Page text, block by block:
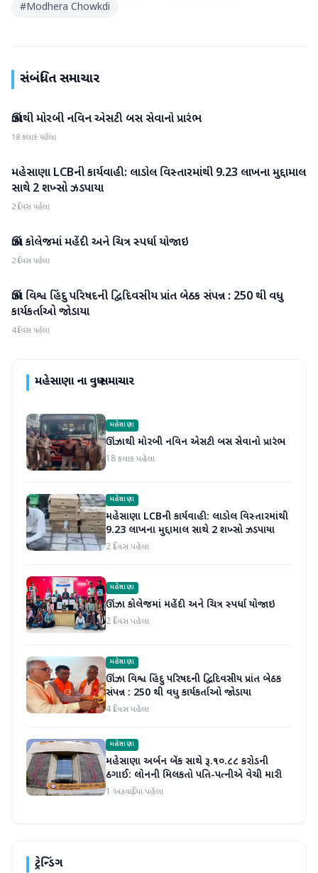
#Modhera Chowkdi
સંબંધિત સમાચાર
મહેસાણા
ઊંઝાથી મોરબી નવિન એસટી બસ સેવાનો પ્રારંભ
18 કલાક પહેલા
મહેસાણા
મહેસાણા LCBની કાર્યવાહી: લાડોલ વિસ્તારમાંથી 9.23 લાખના મુદ્દામાલ
સાથે 2 શખ્સો ઝડપાયા
2 દિવસ પહેલા
મહેસાણા
ઊંઝા કોલેજમાં મહેંદી અને ચિત્ર સ્પર્ધા યોજાઇ
2 દિવસ પહેલા
મહેસાણા
ઊંઝા વિશ્વ હિંદુ પરિષદની દ્વિદિવસીય પ્રાંત બેઠક સંપન્ન : 250 થી વધુ
કાર્યકર્તાઓ જોડાયા
4 દિવસ પહેલા
મહેસાણાના વધુ સમાચાર
મહેસાણા
ઊંઝાથી મોરબી નવિન એસટી બસ સેવાનો પ્રારંભ
18 કલાક પહેલા
મહેસાણા
મહેસાણા LCBની કાર્યવાહી: લાડોલ વિસ્તારમાંથી
9.23 લાખના મુદ્દામાલ સાથે 2 શખ્સો ઝડપાયા
2 દિવસ પહેલા
મહેસાણા
ઊંઝા કોલેજમાં મહેંદી અને ચિત્ર સ્પર્ધા યોજાઇ
2 દિવસ પહેલા
મહેસાણા
ઊંઝા વિશ્વ હિંદુ પરિષદની દ્વિદિવસીય પ્રાંત બેઠક
સંપન્ન : 250 થી વધુ કાર્યકર્તાઓ જોડાયા
4 દિવસ પહેલા
મહેસાણા
મહેસાણા અર્બન બેંક સાથે રૂ.૧૦.૮૮ કરોડની
ઠગાઈ: લોનની મિલકતો પતિ-પત્નીએ વેચી મારી
1 અઠવાડિયા પહેલા
ટ્રેન્ડિંગ